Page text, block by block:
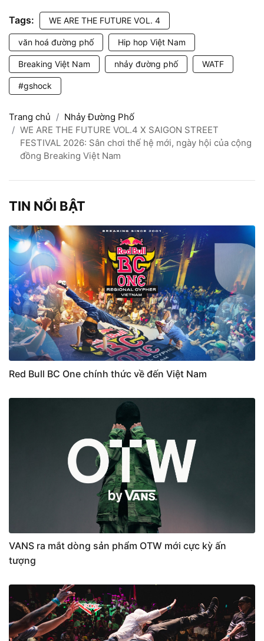
Tags: WE ARE THE FUTURE VOL. 4
văn hoá đường phố Hip hop Việt Nam
Breaking Việt Nam nhảy đường phố WATF
#gshock
Trang chủ
Nhảy Đường Phố
WE ARE THE FUTURE VOL.4 X SAIGON STREET
FESTIVAL 2026: Sân chơi thế hệ mới, ngày hội của cộng
đồng Breaking Việt Nam
TIN NỔI BẬT
Red Bull BC One chính thức về đến Việt Nam
VANS ra mắt dòng sản phẩm OTW mới cực kỳ ấn
tượng